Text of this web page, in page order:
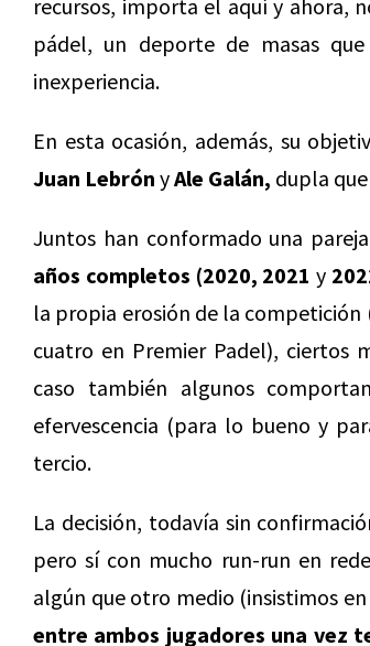
recursos, importa el aquí y ahora,
pádel, un deporte de masas
inexperiencia.
En esta ocasión, además, su
Juan Lebrón yAle Galán, dupla
Juntos han conformado una
años completos (2020, 2021 y
la propia erosión de la
cuatro en Premier Padel), ciertos
caso también algunos
efervescencia (para lo bueno y
tercio.
La decisión, todavía sin
pero sí con mucho run-run en
algún que otro medio (insistimos
entre ambos jugadores una vez